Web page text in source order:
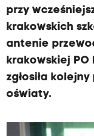
przy
krakowskich
antenie
krakowskiej PO
zgłosiła
oświaty.